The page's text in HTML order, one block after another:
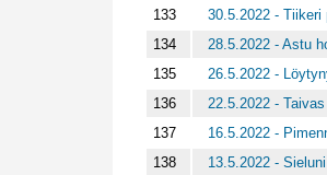
133
30.5.2022 - Tiikeri
134
28.5.2022 - Astu
135
26.5.2022 -
136
22.5.2022 -
137
16.5.2022 -
138
13.5.2022 -